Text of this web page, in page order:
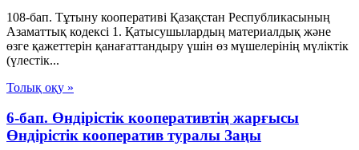
108-бап. Тұтыну кооперативi Қазақстан Республикасының
Азаматтық кодексi 1. Қатысушылардың материалдық және
өзге қажеттерiн қанағаттандыру үшiн өз мүшелерiнiң мүлiктiк
(үлестiк...
Толық оқу »
6-бап. Өндiрiстiк кооперативтiң жарғысы
Өндiрiстiк кооператив туралы Заңы